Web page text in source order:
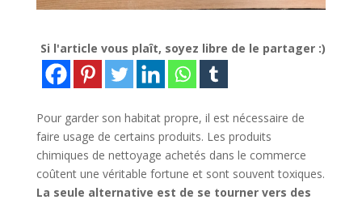
Si l'article vous plaît, soyez libre de le partager :)
Pour garder son habitat propre, il est nécessaire de
faire usage de certains produits. Les produits
chimiques de nettoyage achetés dans le commerce
coûtent une véritable fortune et sont souvent toxiques.
La seule alternative est de se tourner vers des